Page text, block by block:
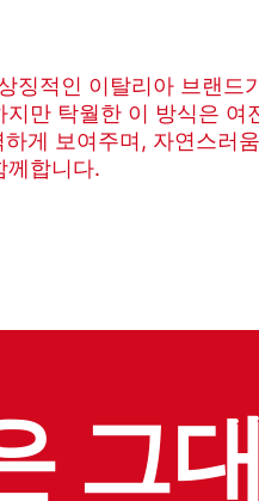
징적인 이탈리아 브랜드
만 탁월한 이 방식은 여
게 보여주며, 자연스러
께합니다.
그